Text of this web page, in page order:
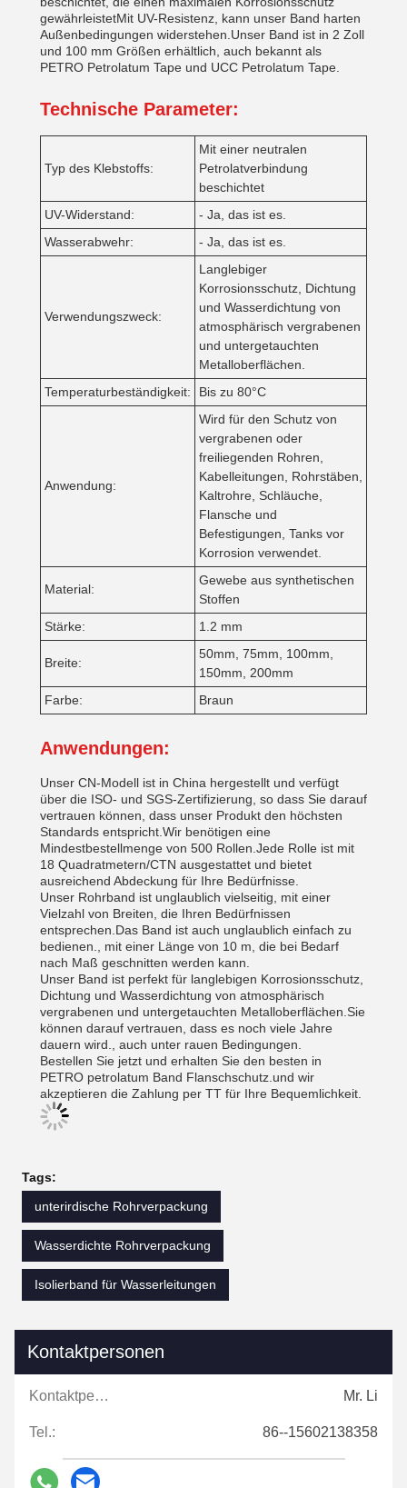
gewährleistetMit UV-Resistenz, kann unser Band harten
Außenbedingungen widerstehen.Unser Band ist in 2 Zoll
und 100 mm Größen erhältlich, auch bekannt als
PETRO Petrolatum Tape und UCC Petrolatum Tape.
Technische Parameter:
Typ des Klebstoffs:
Mit einer neutralen
Petrolatverbindung
beschichtet
UV-Widerstand:
- Ja, das ist es.
Wasserabwehr:
- Ja, das ist es.
Verwendungszweck:
Langlebiger
Korrosionsschutz, Dichtung
und Wasserdichtung von
atmosphärisch vergrabenen
und untergetauchten
Metalloberflächen.
Temperaturbeständigkeit:
Bis zu 80°C
Anwendung:
Wird für den Schutz von
vergrabenen oder
freiliegenden Rohren,
Kabelleitungen, Rohrstäben,
Kaltrohre, Schläuche,
Flansche und
Befestigungen, Tanks vor
Korrosion verwendet.
Material:
Gewebe aus synthetischen
Stoffen
Stärke:
1.2 mm
Breite:
50mm, 75mm, 100mm,
150mm, 200mm
Farbe:
Braun
Anwendungen:
Unser CN-Modell ist in China hergestellt und verfügt
über die ISO- und SGS-Zertifizierung, so dass Sie darauf
vertrauen können, dass unser Produkt den höchsten
Standards entspricht.Wir benötigen eine
Mindestbestellmenge von 500 Rollen.Jede Rolle ist mit
18 Quadratmetern/CTN ausgestattet und bietet
ausreichend Abdeckung für Ihre Bedürfnisse.
Unser Rohrband ist unglaublich vielseitig, mit einer
Vielzahl von Breiten, die Ihren Bedürfnissen
entsprechen.Das Band ist auch unglaublich einfach zu
bedienen., mit einer Länge von 10 m, die bei Bedarf
nach Maß geschnitten werden kann.
Unser Band ist perfekt für langlebigen Korrosionsschutz,
Dichtung und Wasserdichtung von atmosphärisch
vergrabenen und untergetauchten Metalloberflächen.Sie
können darauf vertrauen, dass es noch viele Jahre
dauern wird., auch unter rauen Bedingungen.
Bestellen Sie jetzt und erhalten Sie den besten in
PETRO petrolatum Band Flanschschutz.und wir
akzeptieren die Zahlung per TT für Ihre Bequemlichkeit.
Tags:
unterirdische Rohrverpackung
Wasserdichte Rohrverpackung
Isolierband für Wasserleitungen
Kontaktpersonen
Kontaktpersonen: Mr. Li
Tel.: 86--15602138358